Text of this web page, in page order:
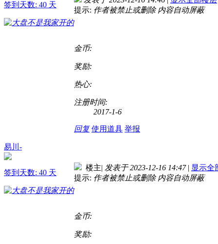
签到天数: 40 天
提示: 作者被禁止或删除 内容自动屏蔽
金币:
奖励:
热心:
注册时间:
2017-1-6
回复 使用道具 举报
易川-
签到天数: 40 天
楼主| 发表于 2023-12-16 14:47 | 显示全
提示: 作者被禁止或删除 内容自动屏蔽
金币:
奖励: